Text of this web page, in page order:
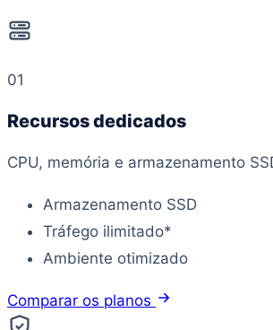
01
Recursos dedicados
CPU, memória e armazenamento
Armazenamento SSD
Tráfego ilimitado*
Ambiente otimizado
Comparar os planos